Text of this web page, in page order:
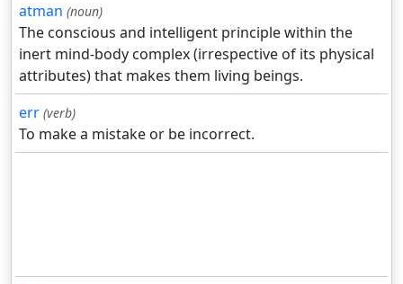
atman (noun)
The conscious and intelligent principle within the
inert mind-body complex (irrespective of its physical
attributes) that makes them living beings.
err (verb)
To make a mistake or be incorrect.